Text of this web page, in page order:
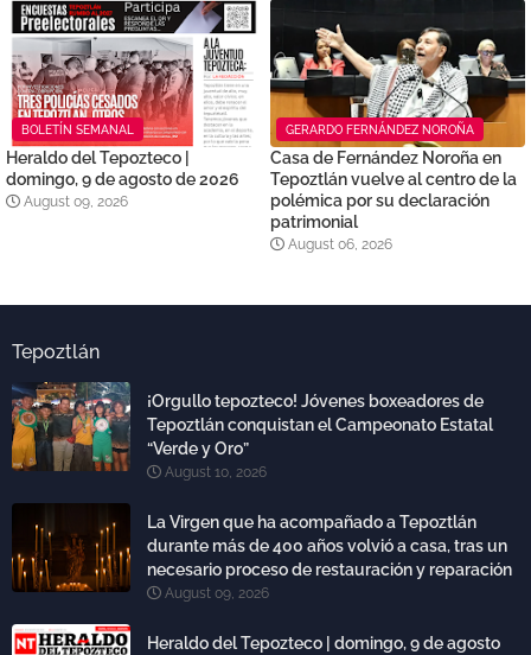
BOLETÍN SEMANAL
Heraldo del Tepozteco |
domingo, 9 de agosto de 2026
August 09, 2026
GERARDO FERNÁNDEZ NOROÑA
Casa de Fernández Noroña en
Tepoztlán vuelve al centro de la
polémica por su declaración
patrimonial
August 06, 2026
Tepoztlán
¡Orgullo tepozteco! Jóvenes boxeadores de
Tepoztlán conquistan el Campeonato Estatal
“Verde y Oro”
August 10, 2026
La Virgen que ha acompañado a Tepoztlán
durante más de 400 años volvió a casa, tras un
necesario proceso de restauración y reparación
August 09, 2026
Heraldo del Tepozteco | domingo, 9 de agosto